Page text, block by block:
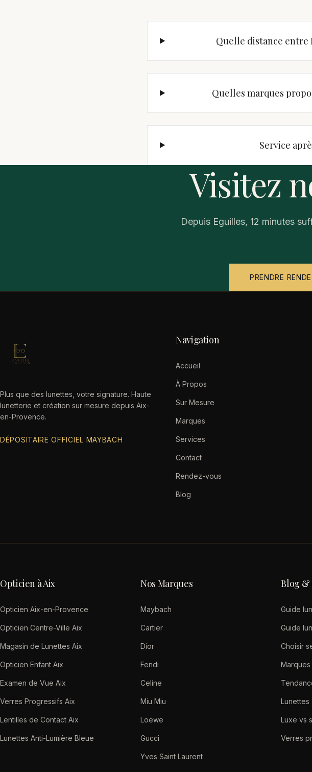
Quelle distance
Quelles marques
Service
Visitez
Depuis Eguilles, 12 minutes
PRENDRE
Plus que des lunettes, votre signature. Haute
lunetterie et création sur mesure depuis Aix-
en-Provence.
DÉPOSITAIRE OFFICIEL MAYBACH
Navigation
Accueil
À Propos
Sur Mesure
Marques
Services
Contact
Rendez-vous
Blog
Opticien à Aix
Opticien Aix-en-Provence
Opticien Centre-Ville Aix
Magasin de Lunettes Aix
Opticien Enfant Aix
Examen de Vue Aix
Verres Progressifs Aix
Lentilles de Contact Aix
Lunettes Anti-Lumière Bleue
Nos Marques
Maybach
Cartier
Dior
Fendi
Celine
Miu Miu
Loewe
Gucci
Yves Saint Laurent
Blog &
Guide
Guide
Choisir
Marques
Lunettes
Luxe vs
Verres